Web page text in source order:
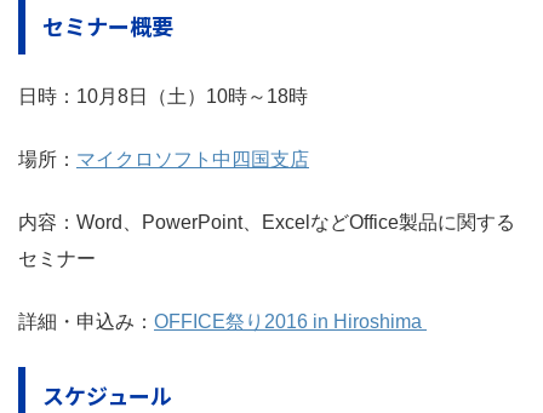
セミナー概要
日時：10月8日（土）10時～18時
場所： マイクロソフト中四国支店
内容：Word、PowerPoint、ExcelなどOffice製品に関する
セミナー
詳細・申込み： OFFICE祭り2016 in Hiroshima
スケジュール